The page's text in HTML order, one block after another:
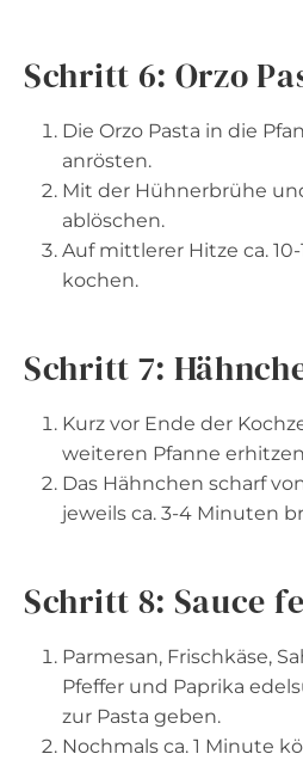
Schritt 6: Orzo
Die Orzo Pasta in die
anrösten.
Mit der Hühnerbrühe
ablöschen.
Auf mittlerer Hitze ca.
kochen.
Schritt 7:
Kurz vor Ende der
weiteren Pfanne
Das Hähnchen scharf
jeweils ca. 3-4 Minuten
Schritt 8: Sauce
Parmesan, Frischkäse,
Pfeffer und Paprika
zur Pasta geben.
Nochmals ca. 1 Minute